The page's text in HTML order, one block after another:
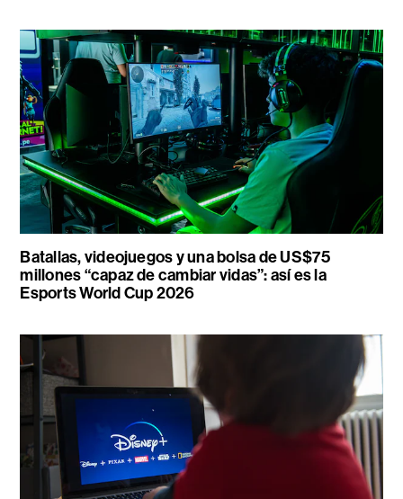
Batallas, videojuegos y una bolsa de US$75
millones “capaz de cambiar vidas”: así es la
Esports World Cup 2026